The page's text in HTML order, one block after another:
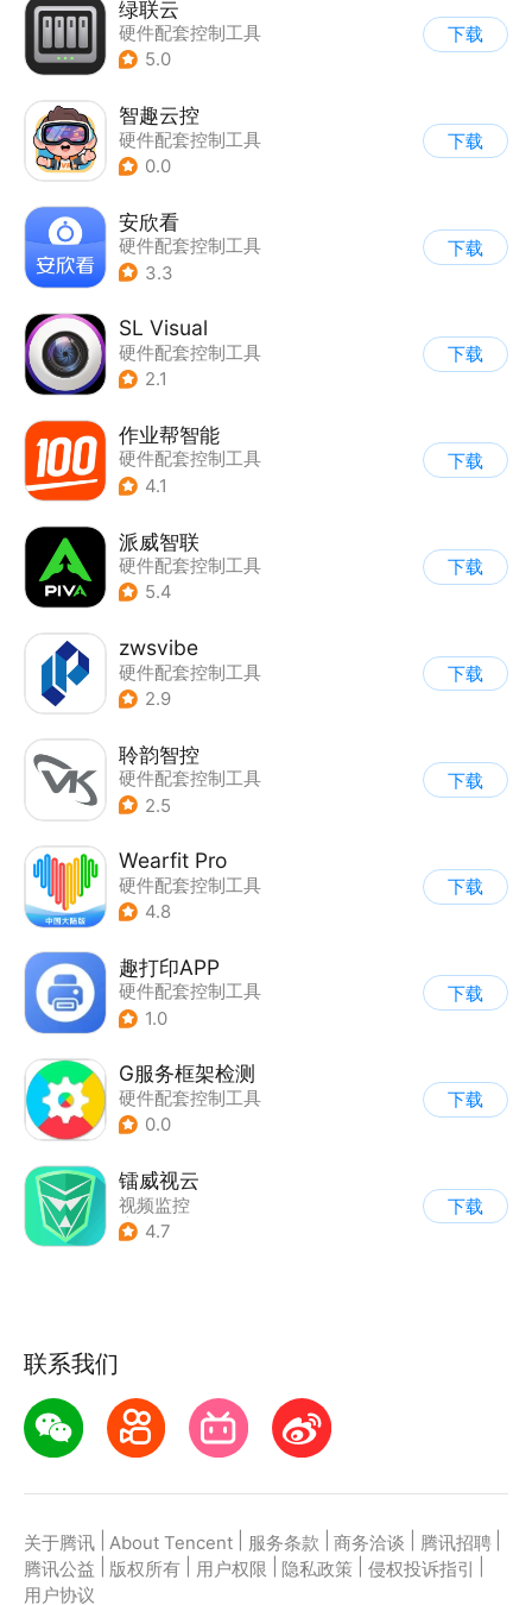
绿联云
硬件配套控制工具
5.0
下载
智趣云控
硬件配套控制工具
0.0
下载
安欣看
硬件配套控制工具
3.3
下载
SL Visual
硬件配套控制工具
2.1
下载
作业帮智能
硬件配套控制工具
4.1
下载
派威智联
硬件配套控制工具
5.4
下载
zwsvibe
硬件配套控制工具
2.9
下载
聆韵智控
硬件配套控制工具
2.5
下载
Wearfit Pro
硬件配套控制工具
4.8
下载
趣打印APP
硬件配套控制工具
1.0
下载
G服务框架检测
硬件配套控制工具
0.0
下载
镭威视云
视频监控
| 硬件配套控制工具
4.7
下载
联系我们
关于腾讯 About Tencent 服务条款 商务洽谈 腾讯招聘
腾讯公益
版权所有 用户权限 隐私政策 侵权投诉指引
用户协议